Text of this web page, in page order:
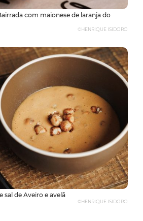
com maionese de laranja do
©HENRIQUE ISIDORO
sal de Aveiro e avelã
©HENRIQUE ISIDORO